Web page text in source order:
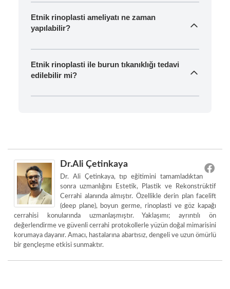
Etnik rinoplasti ameliyatı ne zaman
yapılabilir?
Etnik rinoplasti ile burun tıkanıklığı tedavi
edilebilir mi?
Dr.Ali Çetinkaya
Dr. Ali Çetinkaya, tıp eğitimini tamamladıktan
sonra uzmanlığını Estetik, Plastik ve Rekonstrüktif
Cerrahi alanında almıştır. Özellikle derin plan facelift
(deep plane), boyun germe, rinoplasti ve göz kapağı
cerrahisi konularında uzmanlaşmıştır. Yaklaşımı; ayrıntılı ön
değerlendirme ve güvenli cerrahi protokollerle yüzün doğal mimarisini
korumaya dayanır. Amacı, hastalarına abartısız, dengeli ve uzun ömürlü
bir gençleşme etkisi sunmaktır.